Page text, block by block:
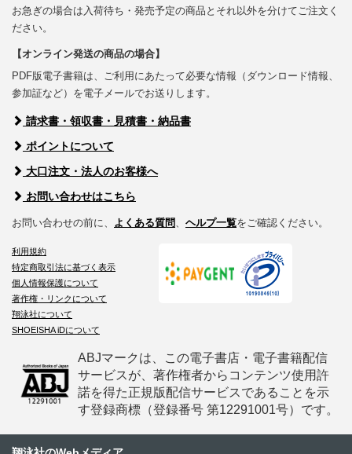
お急ぎの場合は入荷待ち・発売予定の商品とそれ以外を分けてご注文く
ださい。
【オンライン発送の商品の場合】
PDF版電子書籍は、ご利用にあたって必要な情報（ダウンロード情報、
参加証など）を電子メールでお送りします。
請求書・領収書・見積書・納品書
ポイントについて
大口注文・法人のお客様へ
お問い合わせはこちら
お問い合わせの前に、 よくある質問 ヘルプ一覧をご確認ください。
利用規約
特定商取引法に基づく表示
個人情報保護について
著作権・リンクについて
翔泳社について
SHOEISHA iDについて
ABJマークは、この電子書店・電子書籍配信
サービスが、著作権者からコンテンツ使用許
諾を得た正規版配信サービスであることを示
す登録商標（登録番号 第12291001号）です。